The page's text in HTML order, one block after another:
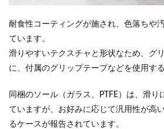
耐食性コーティングが施され、色落ちや
ています。
滑りやすいテクスチャと形状なため、グ
に、付属のグリップテープなどを使用す
同梱のソール（ガラス、PTFE）は、滑
ていますが、お好みに応じて汎用性が高
るケースが報告されています。